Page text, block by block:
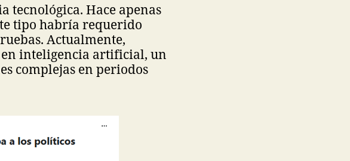
tecnológica. Hace apenas
tipo habría requerido
Actualmente,
en inteligencia artificial, un
complejas en periodos